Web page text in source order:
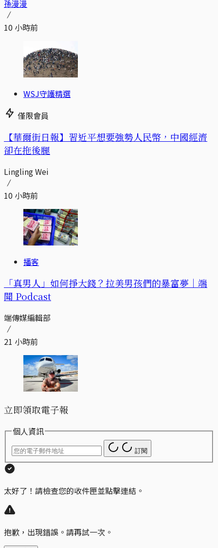
孫漫漫
10 小時前
WSJ守護精選
僅限會員
【華爾街日報】習近平想要強勢人民幣，中國經濟
卻在拖後腿
Lingling Wei
10 小時前
播客
「真男人」如何掙大錢？拉美男孩們的暴富夢｜端
聞 Podcast
端傳媒編輯部
21 小時前
立即領取電子報
個人資訊
訂閱
太好了！請檢查您的收件匣並點擊連結。
抱歉，出現錯誤。請再試一次。